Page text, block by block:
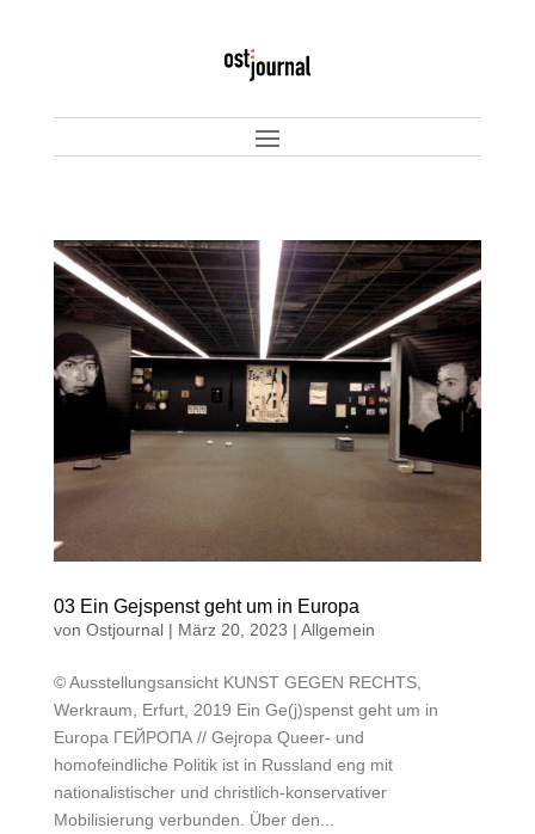
03 Ein Gejspenst geht um in Europa
von Ostjournal| März 20, 2023 | Allgemein
© Ausstellungsansicht KUNST GEGEN RECHTS,
Werkraum, Erfurt, 2019 Ein Ge(j)spenst geht um in
Europa ГЕЙРОПА // Gejropa Queer- und
homofeindliche Politik ist in Russland eng mit
nationalistischer und christlich-konservativer
Mobilisierung verbunden. Über den...